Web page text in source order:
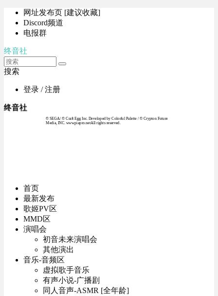
网址发布页 [建议收藏]
Discord频道
电报群
终音社
搜索
登录 / 注册
终音社
© SEGA / © Craft Egg Inc. Developed by Colorful Palette / © Crypton Future
Media, INC. www.piapro.netAll rights reserved.
首页
最新发布
歌姬PV区
MMD区
演唱会
初音未来演唱会
其他演出
音乐-音频区
虚拟歌手音乐
有声小说-广播剧
同人音声-ASMR [全年龄]